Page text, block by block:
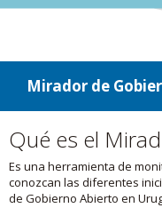
ir a contenido
ir al menú
Mirador de
Qué es el
Es una herramienta de
conozcan las diferentes
de Gobierno Abierto en